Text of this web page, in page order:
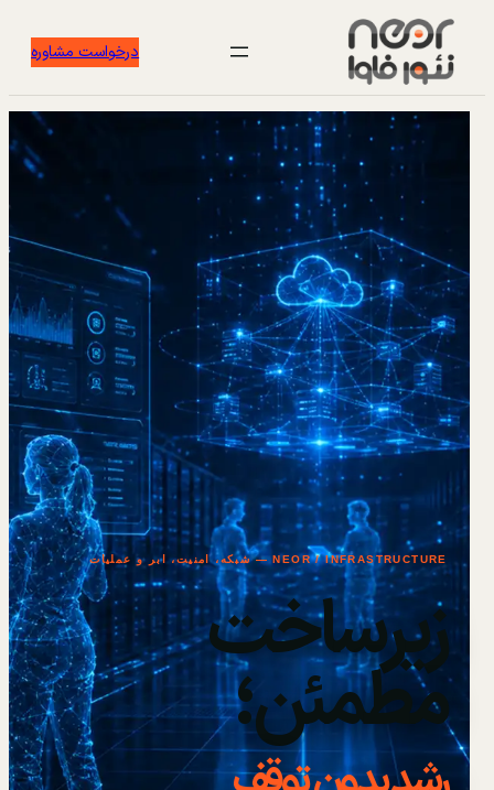
درخواست مشاوره
NEOR / INFRASTRUCTURE — شبکه، امنیت، ابر و عملیات
زیرساخت
مطمئن؛